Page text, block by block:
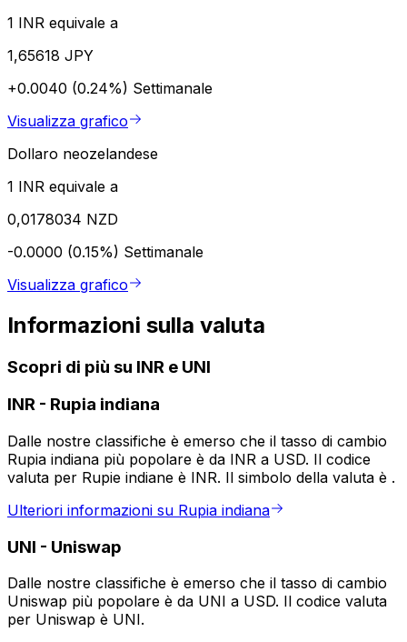
1 INR equivale a
1,65618 JPY
+0.0040 (0.24%) Settimanale
Visualizza grafico
Dollaro neozelandese
1 INR equivale a
0,0178034 NZD
-0.0000 (0.15%) Settimanale
Visualizza grafico
Informazioni sulla valuta
Scopri di più su INR e UNI
INR - Rupia indiana
Dalle nostre classifiche è emerso che il tasso di cambio
Rupia indiana più popolare è da INR a USD. Il codice
valuta per Rupie indiane è INR. Il simbolo della valuta è ₹.
Ulteriori informazioni su Rupia indiana
UNI - Uniswap
Dalle nostre classifiche è emerso che il tasso di cambio
Uniswap più popolare è da UNI a USD. Il codice valuta
per Uniswap è UNI.